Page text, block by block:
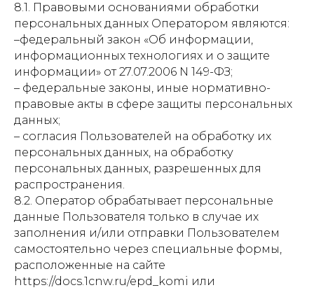
8.1. Правовыми основаниями обработки
персональных данных Оператором являются:
–федеральный закон «Об информации,
информационных технологиях и о защите
информации» от 27.07.2006 N 149-ФЗ;
– федеральные законы, иные нормативно-
правовые акты в сфере защиты персональных
данных;
– согласия Пользователей на обработку их
персональных данных, на обработку
персональных данных, разрешенных для
распространения.
8.2. Оператор обрабатывает персональные
данные Пользователя только в случае их
заполнения и/или отправки Пользователем
самостоятельно через специальные формы,
расположенные на сайте
https://docs.1cnw.ru/epd_komi или